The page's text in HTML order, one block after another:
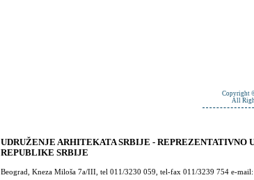
Copyright
All
UDRUŽENJE ARHITEKATA SRBIJE - REPREZENTATIVNO
REPUBLIKE SRBIJE
Beograd, Kneza Miloša 7a/III, tel 011/3230 059, tel-fax 011/3239 754 e-mail: